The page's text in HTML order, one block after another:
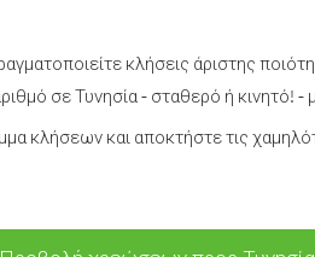
κλήσεις άριστης
σε Τυνησία - σταθερό ή κινητό!
κλήσεων και αποκτήστε τις